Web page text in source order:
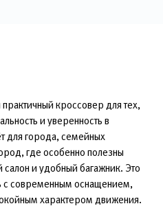
кроссовер для тех,
и уверенность в
для города, семейных
где особенно полезны
и удобный багажник. Это
с современным оснащением,
характером движения.